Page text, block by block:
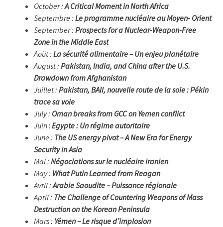
October :A Critical Moment in North Africa
Septembre : Le programme nucléaire au Moyen- Orient
September : Prospects for a Nuclear-Weapon-Free
Zone in the Middle East
Août : La sécurité alimentaire – Un enjeu planétaire
August : Pakistan, India, and China after the U.S.
Drawdown from Afghanistan
Juillet : Pakistan, BAII, nouvelle route de la soie : Pékin
trace sa voie
July : Oman breaks from GCC on Yemen conflict
Juin: Egypte : Un régime autoritaire
June : The US energy pivot – A New Era for Energy
Security in Asia
Mai : Négociations sur le nucléaire iranien
May : What Putin Learned from Reagan
Avril :Arabie Saoudite – Puissance régionale
April : The Challenge of Countering Weapons of Mass
Destruction on the Korean Peninsula
Mars : Yémen – Le risque d’implosion